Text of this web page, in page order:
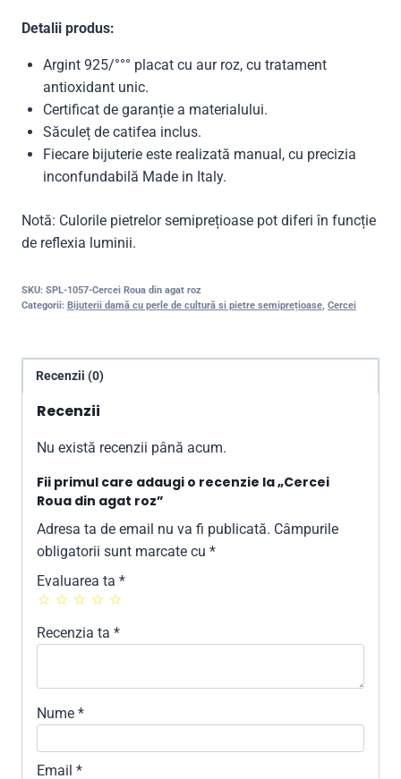
Detalii produs:
Argint 925/°°° placat cu aur roz, cu tratament
antioxidant unic.
Certificat de garanție a materialului.
Săculeț de catifea inclus.
Fiecare bijuterie este realizată manual, cu precizia
inconfundabilă Made in Italy.
Notă: Culorile pietrelor semiprețioase pot diferi în funcție
de reflexia luminii.
SKU: SPL-1057-Cercei Roua din agat roz
Categorii: Bijuterii damă cu perle de cultură si pietre semiprețioase, Cercei
Recenzii (0)
Recenzii
Nu există recenzii până acum.
Fii primul care adaugi o recenzie la „Cercei
Roua din agat roz”
Adresa ta de email nu va fi publicată. Câmpurile
obligatorii sunt marcate cu *
Evaluarea ta *
Recenzia ta *
Nume *
Email *